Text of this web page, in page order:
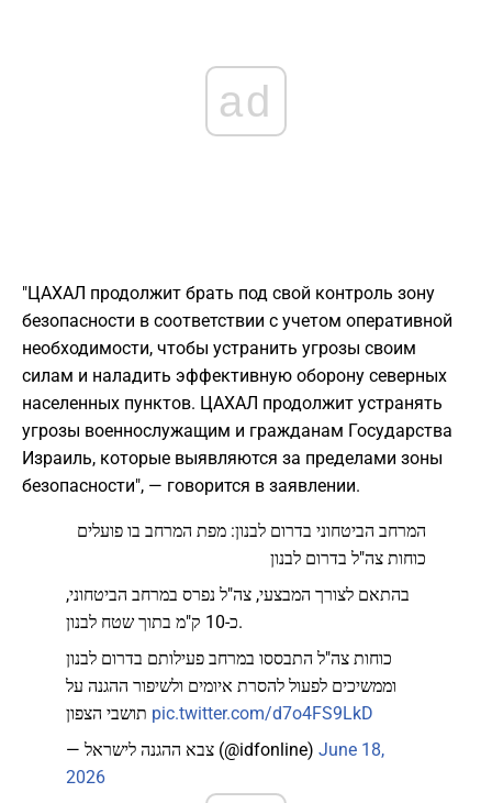
ad
"ЦАХАЛ продолжит брать под свой контроль зону
безопасности в соответствии с учетом оперативной
необходимости, чтобы устранить угрозы своим
силам и наладить эффективную оборону северных
населенных пунктов. ЦАХАЛ продолжит устранять
угрозы военнослужащим и гражданам Государства
Израиль, которые выявляются за пределами зоны
безопасности", — говорится в заявлении.
המרחב הביטחוני בדרום לבנון: מפת המרחב בו פועלים
כוחות צה"ל בדרום לבנון
בהתאם לצורך המבצעי, צה"ל נפרס במרחב הביטחוני,
כ-10 ק"מ בתוך שטח לבנון.
כוחות צה"ל התבססו במרחב פעילותם בדרום לבנון
וממשיכים לפעול להסרת איומים ולשיפור ההגנה על
pic.twitter.com/d7o4FS9LkD
— צבא ההגנה לישראל (@idfonline) June 18,
2026